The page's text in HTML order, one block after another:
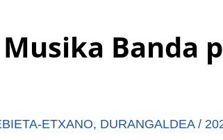
Banda
ETXANO, DURANGALDEA/